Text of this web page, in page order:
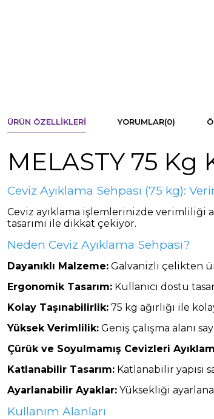
ÜRÜN ÖZELLIKLERI YORUMLAR(0)
MELASTY 75 Kg
Ceviz Ayıklama Sehpası (75 kg):
Ceviz ayıklama işlemlerinizde verimliliği
tasarımı ile dikkat çekiyor.
Neden Ceviz Ayıklama Sehpası?
Dayanıklı Malzeme: Galvanizli çelikten
Ergonomik Tasarım: Kullanıcı dostu
Kolay Taşınabilirlik: 75 kg ağırlığı ile
Yüksek Verimlilik: Geniş çalışma alanı
Çürük ve Soyulmamış Cevizleri
Katlanabilir Tasarım: Katlanabilir yapısı
Ayarlanabilir Ayaklar: Yüksekliği
Kullanım Alanları